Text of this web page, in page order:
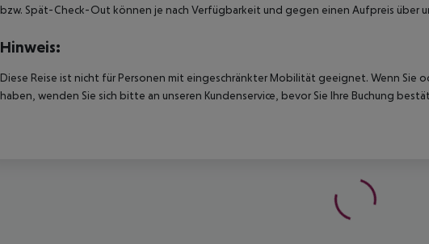
bzw. Spät-Check-Out können je nach Verfügbarkeit und gegen einen Aufpreis über
Hinweis:
Diese Reise ist nicht für Personen mit eingeschränkter Mobilität geeignet. Wenn Sie
haben, wenden Sie sich bitte an unseren Kundenservice, bevor Sie Ihre Buchung